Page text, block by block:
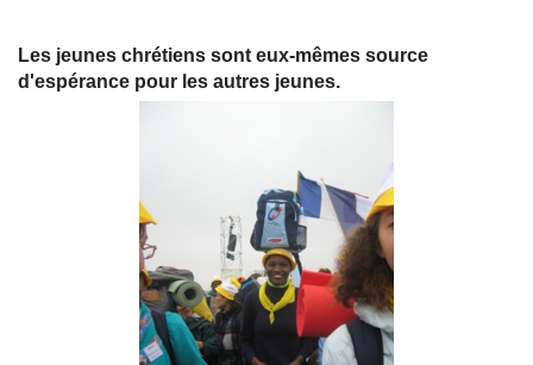
Les jeunes chrétiens sont eux-mêmes source
d'espérance pour les autres jeunes.